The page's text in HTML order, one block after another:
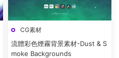
CG素材
流體彩色煙霧背景素材-Dust & S
moke Backgrounds